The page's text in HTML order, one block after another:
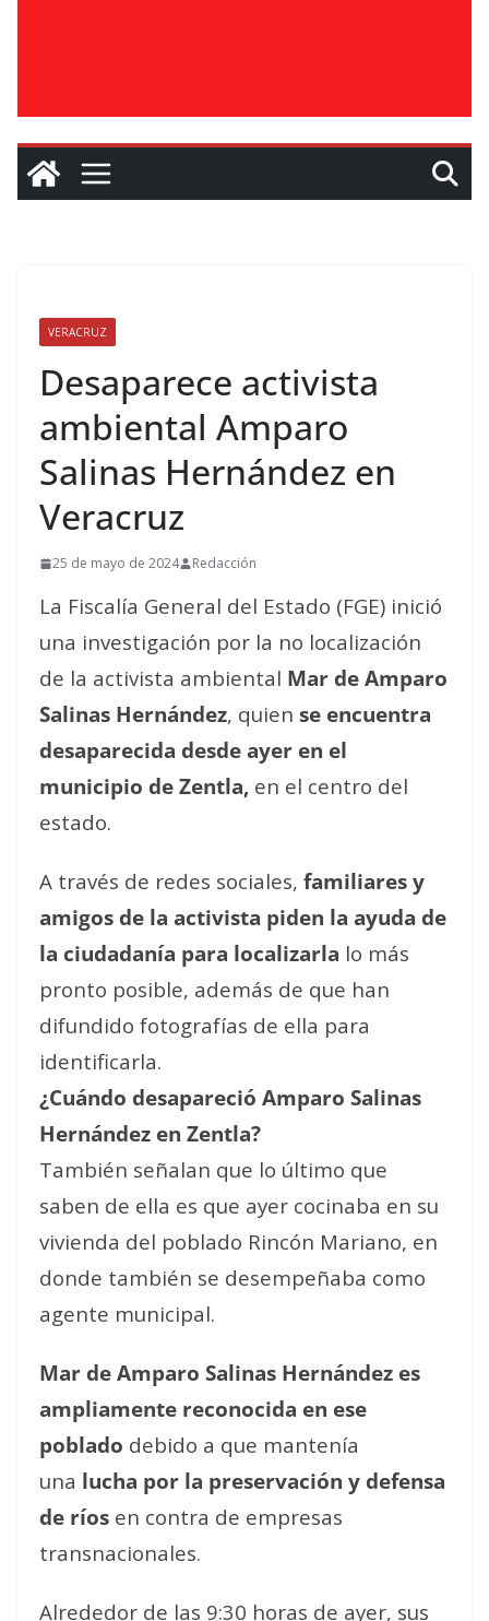
VERACRUZ
Desaparece activista
ambiental Amparo
Salinas Hernández en
Veracruz
25 de mayo de 2024 Redacción
La Fiscalía General del Estado (FGE) inició
una investigación por la no localización
de la activista ambiental Mar de Amparo
Salinas Hernández, quien se encuentra
desaparecida desde ayer en el
municipio de Zentla, en el centro del
estado.
A través de redes sociales, familiares y
amigos de la activista piden la ayuda de
la ciudadanía para localizarla lo más
pronto posible, además de que han
difundido fotografías de ella para
identificarla.
¿Cuándo desapareció Amparo Salinas
Hernández en Zentla?
También señalan que lo último que
saben de ella es que ayer cocinaba en su
vivienda del poblado Rincón Mariano, en
donde también se desempeñaba como
agente municipal.
Mar de Amparo Salinas Hernández es
ampliamente reconocida en ese
poblado debido a que mantenía
una lucha por la preservación y defensa
de ríos en contra de empresas
transnacionales.
Alrededor de las 9:30 horas de ayer, sus